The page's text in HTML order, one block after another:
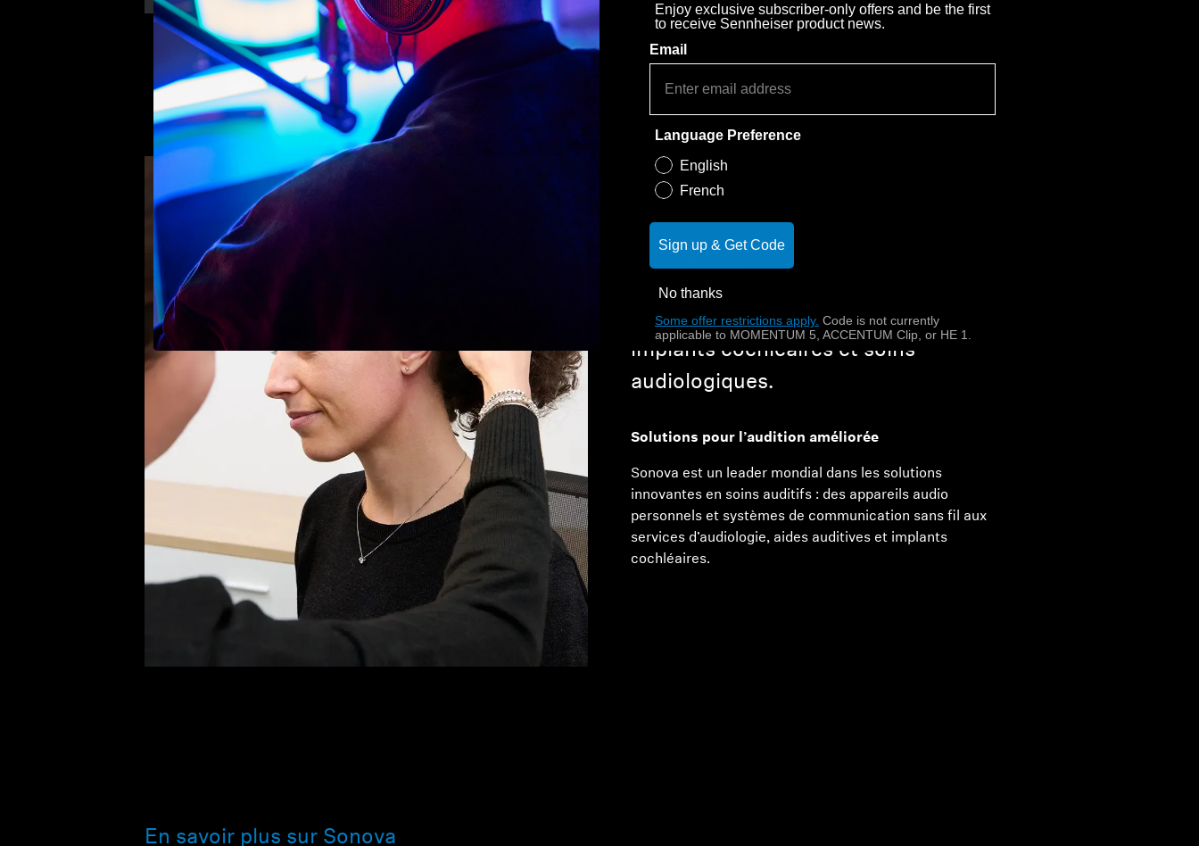
Groupe Sonova
Groupe Sonova – appareils auditifs,
implants cochléaires et soins
audiologiques.
Solutions pour l’audition améliorée
Sonova est un leader mondial dans les solutions
innovantes en soins auditifs : des appareils audio
personnels et systèmes de communication sans fil aux
services d’audiologie, aides auditives et implants
cochléaires.
En savoir plus sur Sonova
Enjoy exclusive subscriber-only offers and be the first
to receive Sennheiser product news.
Email
Language Preference
English
French
Sign up & Get Code
No thanks
Some offer restrictions apply. Code is not currently
applicable to MOMENTUM 5, ACCENTUM Clip, or HE 1.